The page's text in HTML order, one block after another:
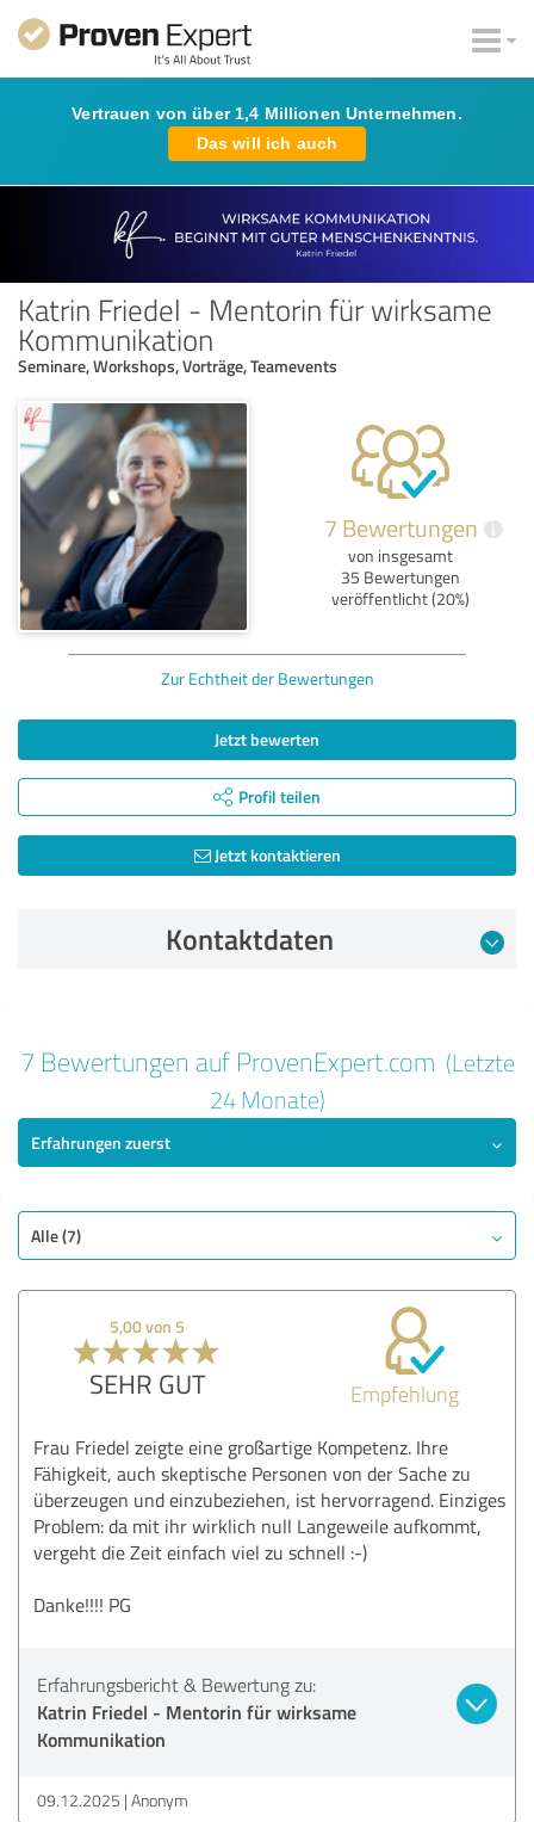
Vertrauen von über 1,4 Millionen Unternehmen.
Das will ich auch
Katrin Friedel - Mentorin für wirksame
Kommunikation
Seminare, Workshops, Vorträge, Teamevents
7 Bewertungen i
von insgesamt
35 Bewertungen
veröffentlicht (20%)
Zur Echtheit der Bewertungen
Jetzt bewerten
Profil teilen
Jetzt kontaktieren
Kontaktdaten
SEHR GUT
Nutzen
Leistungen
Durchführung
Beratung
Bewertung anzeigen
7 Bewertungen auf ProvenExpert.com (Letzte
24 Monate)
Erfahrungen zuerst
Alle (7)
5,00 von 5
SEHR GUT Empfehlung
Frau Friedel zeigte eine großartige Kompetenz. Ihre
Fähigkeit, auch skeptische Personen von der Sache zu
überzeugen und einzubeziehen, ist hervorragend. Einziges
Problem: da mit ihr wirklich null Langeweile aufkommt,
vergeht die Zeit einfach viel zu schnell :-)
Danke!!!! PG
Erfahrungsbericht & Bewertung zu:
Katrin Friedel - Mentorin für wirksame
Kommunikation
09.12.2025 Anonym